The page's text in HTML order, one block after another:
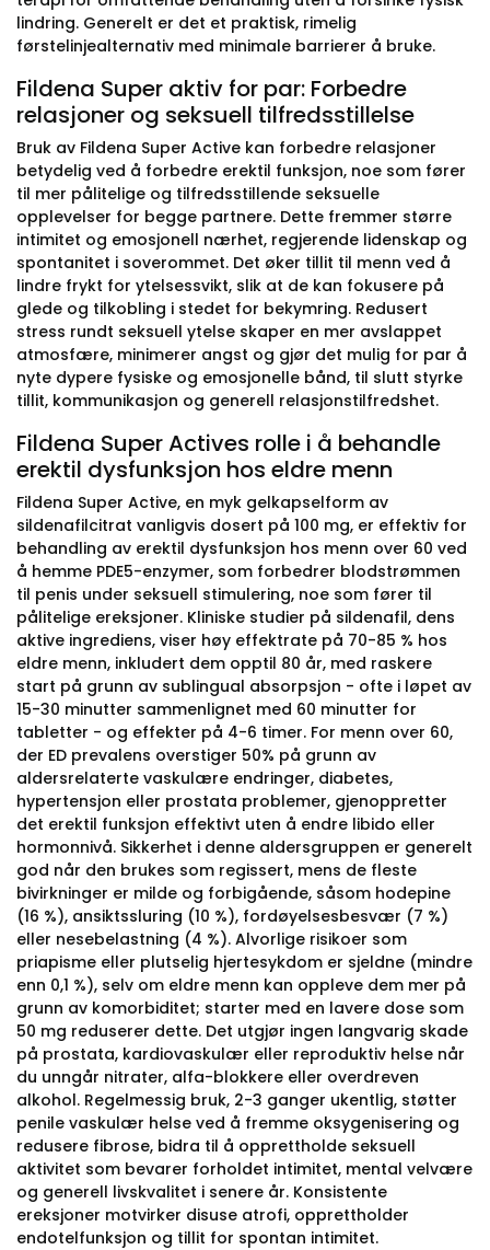
lindring. Generelt er det et praktisk, rimelig
førstelinjealternativ med minimale barrierer å bruke.
Fildena Super aktiv for par: Forbedre
relasjoner og seksuell tilfredsstillelse
Bruk av Fildena Super Active kan forbedre relasjoner
betydelig ved å forbedre erektil funksjon, noe som fører
til mer pålitelige og tilfredsstillende seksuelle
opplevelser for begge partnere. Dette fremmer større
intimitet og emosjonell nærhet, regjerende lidenskap og
spontanitet i soverommet. Det øker tillit til menn ved å
lindre frykt for ytelsessvikt, slik at de kan fokusere på
glede og tilkobling i stedet for bekymring. Redusert
stress rundt seksuell ytelse skaper en mer avslappet
atmosfære, minimerer angst og gjør det mulig for par å
nyte dypere fysiske og emosjonelle bånd, til slutt styrke
tillit, kommunikasjon og generell relasjonstilfredshet.
Fildena Super Actives rolle i å behandle
erektil dysfunksjon hos eldre menn
Fildena Super Active, en myk gelkapselform av
sildenafilcitrat vanligvis dosert på 100 mg, er effektiv for
behandling av erektil dysfunksjon hos menn over 60 ved
å hemme PDE5-enzymer, som forbedrer blodstrømmen
til penis under seksuell stimulering, noe som fører til
pålitelige ereksjoner. Kliniske studier på sildenafil, dens
aktive ingrediens, viser høy effektrate på 70-85 % hos
eldre menn, inkludert dem opptil 80 år, med raskere
start på grunn av sublingual absorpsjon - ofte i løpet av
15-30 minutter sammenlignet med 60 minutter for
tabletter - og effekter på 4-6 timer. For menn over 60,
der ED prevalens overstiger 50% på grunn av
aldersrelaterte vaskulære endringer, diabetes,
hypertensjon eller prostata problemer, gjenoppretter
det erektil funksjon effektivt uten å endre libido eller
hormonnivå. Sikkerhet i denne aldersgruppen er generelt
god når den brukes som regissert, mens de fleste
bivirkninger er milde og forbigående, såsom hodepine
(16 %), ansiktssluring (10 %), fordøyelsesbesvær (7 %)
eller nesebelastning (4 %). Alvorlige risikoer som
priapisme eller plutselig hjertesykdom er sjeldne (mindre
enn 0,1 %), selv om eldre menn kan oppleve dem mer på
grunn av komorbiditet; starter med en lavere dose som
50 mg reduserer dette. Det utgjør ingen langvarig skade
på prostata, kardiovaskulær eller reproduktiv helse når
du unngår nitrater, alfa-blokkere eller overdreven
alkohol. Regelmessig bruk, 2-3 ganger ukentlig, støtter
penile vaskulær helse ved å fremme oksygenisering og
redusere fibrose, bidra til å opprettholde seksuell
aktivitet som bevarer forholdet intimitet, mental velvære
og generell livskvalitet i senere år. Konsistente
ereksjoner motvirker disuse atrofi, opprettholder
endotelfunksjon og tillit for spontan intimitet.